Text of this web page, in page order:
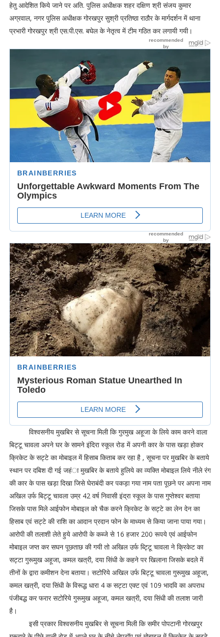
हेतु आदेशित किये जाने पर अति. पुलिस अधीक्षक शहर दक्षिण श्री संजय कुमार
अग्रवाल, नगर पुलिस अधीक्षक गोरखपुर सुश्री प्रतिष्ठा राठौर के मार्गदर्शन में थाना
प्रभारी गोरखपुर श्री एस.पी.एस. बघेल के नेतृत्व में टीम गठित कर लगायी गयी।
विश्वसनीय मुखबिर से सूचना मिली कि गुरमुख अहूजा के लिये काम करने वाला
बिट्टू चावला अपने घर के सामने इंदिरा स्कूल रोड में अपनी कार के पास खड़ा होकर
क्रिकेट के सट्टे का मोबाइल में हिसाब किताब कर रहा है , सूचना पर मुखबिर के बताये
स्थान पर दबिश दी गई जहंा मुखबिर के बताये हुलिये का व्यक्ति मोबाइल लिये नीले रंग
की कार के पास खड़ा दिखा जिसे घेराबंदी कर पकड़ा गया नाम पता पूछने पर अपना नाम
अखिल उर्फ बिट्टू चावला उम्र 42 वर्ष निवासी इंद्रा स्कूल के पास गुप्तेश्वर बताया
जिसके पास मिले आईफोन मोबाइल को चैक करने क्रिकेट के सट्टे का लेन देन का
हिसाब एवं सट्टे की राशि का आदान प्रदान फोन के माध्यम से किया जाना पाया गया।
आरोपी की तलाशी लेते हुये आरोपी के कब्जे से 16 हजार 200 रूपये एवं आईफोन
मोबाइल जप्त कर सघन पूछताछ की गयी तो अखिल उर्फ ब्ट्टिू चावला ने क्रिकेट का
सट्टा गुरूमुख अहूजा, कमल खत्री, दया सिंधी के कहने पर खिलाना जिसके बदले में
तीनों के द्वारा कमीशन देना बताया। सटोरिये अखिल उर्फ बिट्टू चावला गुरूमुख अहूजा,
कमल खत्री, दया सिंधी के विरूद्ध धारा 4 क सट्टा एक्ट एवं 109 भादवि का अपराध
पंजीबद्ध कर फरार सटोरिये गुरूमुख अहूजा, कमल खत्री, दया सिंधी की तलाश जारी
है।
इसी प्रकार विश्वसनीय मुखबिर से सूचना मिली कि समीर पोपटानी गोरखपुर